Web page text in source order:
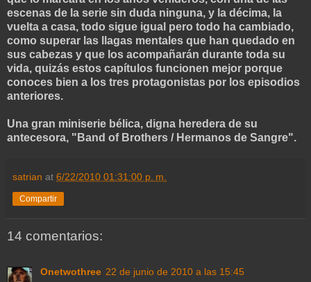
escenas de la serie sin duda ninguna, y la décima, la
vuelta a casa, todo sigue igual pero todo ha cambiado,
como superar las llagas mentales que han quedado en
sus cabezas y que los acompañarán durante toda su
vida, quizás estos capítulos funcionen mejor porque
conoces bien a los tres protagonistas por los episodios
anteriores.
Una gran miniserie bélica, digna heredera de su
antecesora, "Band of Brothers / Hermanos de Sangre".
satrian at 6/22/2010 01:31:00 p. m.
Compartir
14 comentarios:
Onetwothree 22 de junio de 2010 a las 15:45